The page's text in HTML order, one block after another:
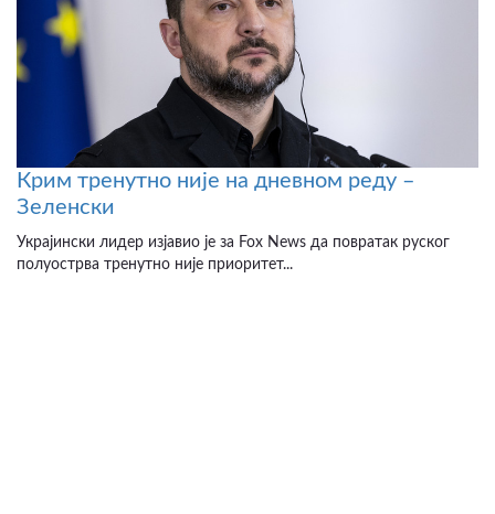
Крим тренутно није на дневном реду –
Зеленски
Украјински лидер изјавио је за Fox News да повратак руског
полуострва тренутно није приоритет...